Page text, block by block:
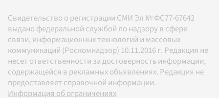
Свидетельство о регистрации СМИ Эл № ФС77-67642
выдано федеральной службой по надзору в сфере
связи, информационных технологий и массовых
коммуникаций (Роскомнадзор) 10.11.2016 г. Редакция не
несет ответственности за достоверность информации,
содержащейся в рекламных объявлениях. Редакция не
предоставляет справочной информации.
Информация об ограничениях